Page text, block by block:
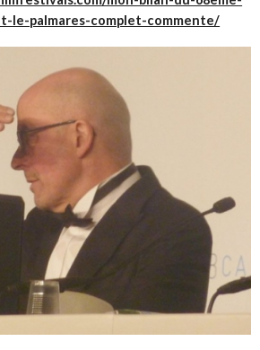
le-palmares-complet-commente/